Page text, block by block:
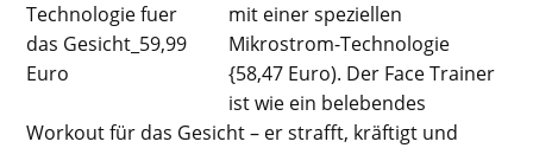
mit einer speziellen
Mikrostrom-Technologie
{58,47 Euro). Der Face Trainer
ist wie ein belebendes
Workout für das Gesicht – er strafft, kräftigt und